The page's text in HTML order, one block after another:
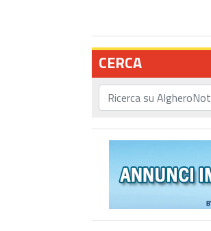
CERCA